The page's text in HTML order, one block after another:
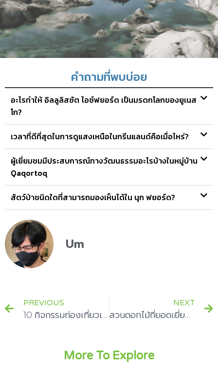
คำถามที่พบบ่อย
อะไรทำให้ อิลลูลิสซัต ไอซ์ฟยอร์ด เป็นมรดกโลกของยูเนส
โก?
เวลาที่ดีที่สุดในการดูแสงเหนือในกรีนแลนด์คือเมื่อไหร่?
ผู้เยี่ยมชมมีประสบการณ์ทางวัฒนธรรมอะไรบ้างในหมู่บ้าน
Qaqortoq
สัตว์ป่าชนิดใดที่สามารถมองเห็นได้ใน นุก ฟยอร์ด?
Um
PREVIOUS
10 กิจกรรมท่องเที่ยวเมืองวังเวียงในประเทศลาว
NEXT
สวนดอกไม้ที่ยอดเยี่ยมทั่วโลก
More To Explore